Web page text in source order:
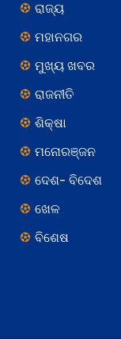
ରାଜ୍ୟ
ମହାନଗର
ମୁଖ୍ୟ ଖବର
ରାଜନୀତି
ଶିକ୍ଷା
ମନୋରଞ୍ଜନ
ଦେଶ- ବିଦେଶ
ଖେଳ
ବିଶେଷ